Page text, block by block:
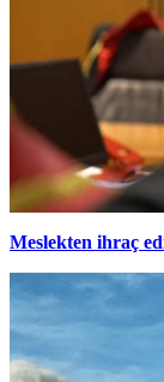
Meslekten ihraç